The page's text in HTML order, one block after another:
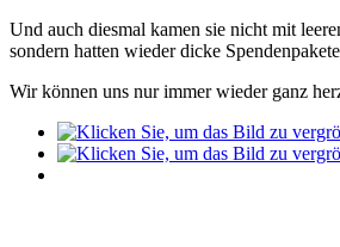
Und auch diesmal kamen sie nicht mit
sondern hatten wieder dicke
Wir können uns nur immer wieder ganz